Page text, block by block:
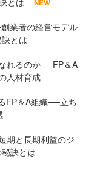
NEW
業者の経営モデル
とは
れるのか──FP＆A
人材育成
FP＆A組織──立ち
期と長期利益のジ
訣とは